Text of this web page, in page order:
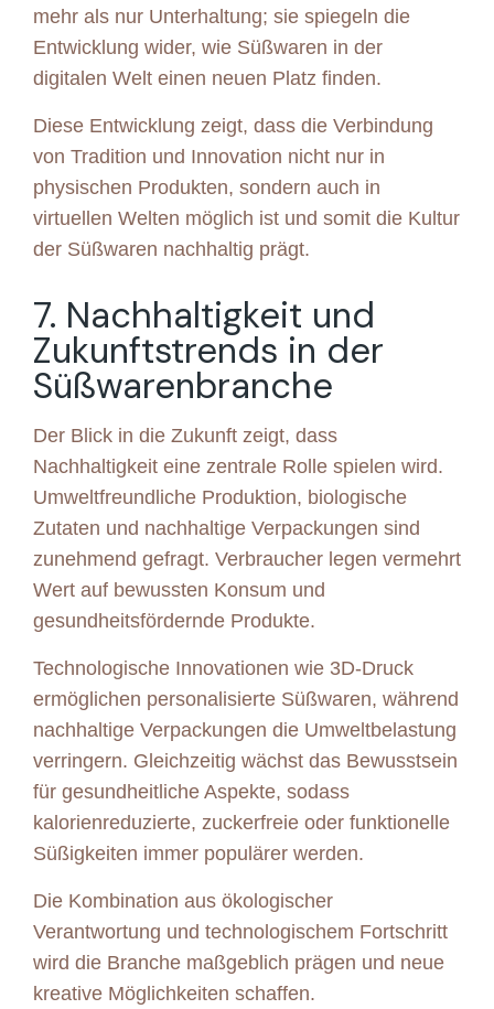
mehr als nur Unterhaltung; sie spiegeln die
Entwicklung wider, wie Süßwaren in der
digitalen Welt einen neuen Platz finden.
Diese Entwicklung zeigt, dass die Verbindung
von Tradition und Innovation nicht nur in
physischen Produkten, sondern auch in
virtuellen Welten möglich ist und somit die Kultur
der Süßwaren nachhaltig prägt.
7. Nachhaltigkeit und
Zukunftstrends in der
Süßwarenbranche
Der Blick in die Zukunft zeigt, dass
Nachhaltigkeit eine zentrale Rolle spielen wird.
Umweltfreundliche Produktion, biologische
Zutaten und nachhaltige Verpackungen sind
zunehmend gefragt. Verbraucher legen vermehrt
Wert auf bewussten Konsum und
gesundheitsfördernde Produkte.
Technologische Innovationen wie 3D-Druck
ermöglichen personalisierte Süßwaren, während
nachhaltige Verpackungen die Umweltbelastung
verringern. Gleichzeitig wächst das Bewusstsein
für gesundheitliche Aspekte, sodass
kalorienreduzierte, zuckerfreie oder funktionelle
Süßigkeiten immer populärer werden.
Die Kombination aus ökologischer
Verantwortung und technologischem Fortschritt
wird die Branche maßgeblich prägen und neue
kreative Möglichkeiten schaffen.